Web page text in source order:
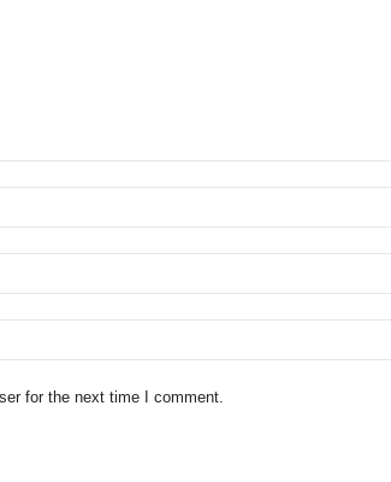
for the next time I comment.